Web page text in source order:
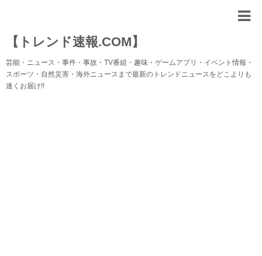
【トレンド速報.COM】
芸能・ニュース・事件・事故・TV番組・趣味・ゲームアプリ・イベント情報・
スポーツ・自然災害・海外ニュースまで最新のトレンドニュースをどこよりも
速くお届け!!